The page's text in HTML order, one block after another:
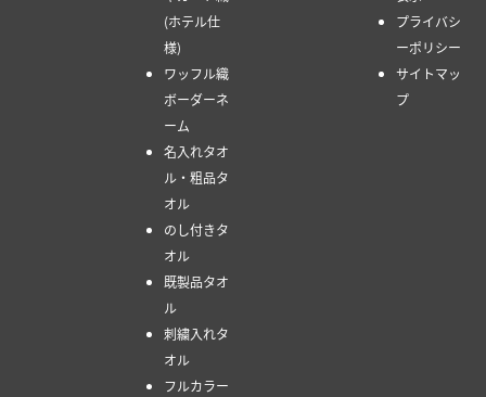
(ホテル仕
様)
ワッフル織
ボーダーネ
ーム
名入れタオ
ル・粗品タ
オル
のし付きタ
オル
既製品タオ
ル
刺繍入れタ
オル
フルカラー
プライバシ
ーポリシー
サイトマッ
プ